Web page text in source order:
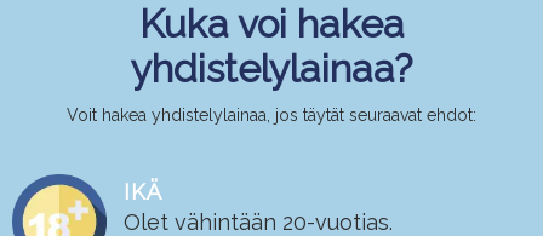
Kuka voi hakea
yhdistelylainaa?
Voit hakea yhdistelylainaa, jos täytät seuraavat ehdot:
IKÄ
Olet vähintään 20-vuotias.